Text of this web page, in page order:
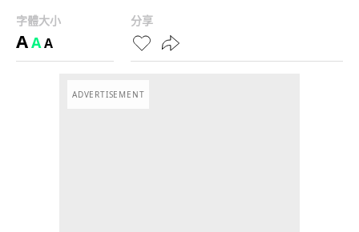
字體大小
AAA
分享
ADVERTISEMENT